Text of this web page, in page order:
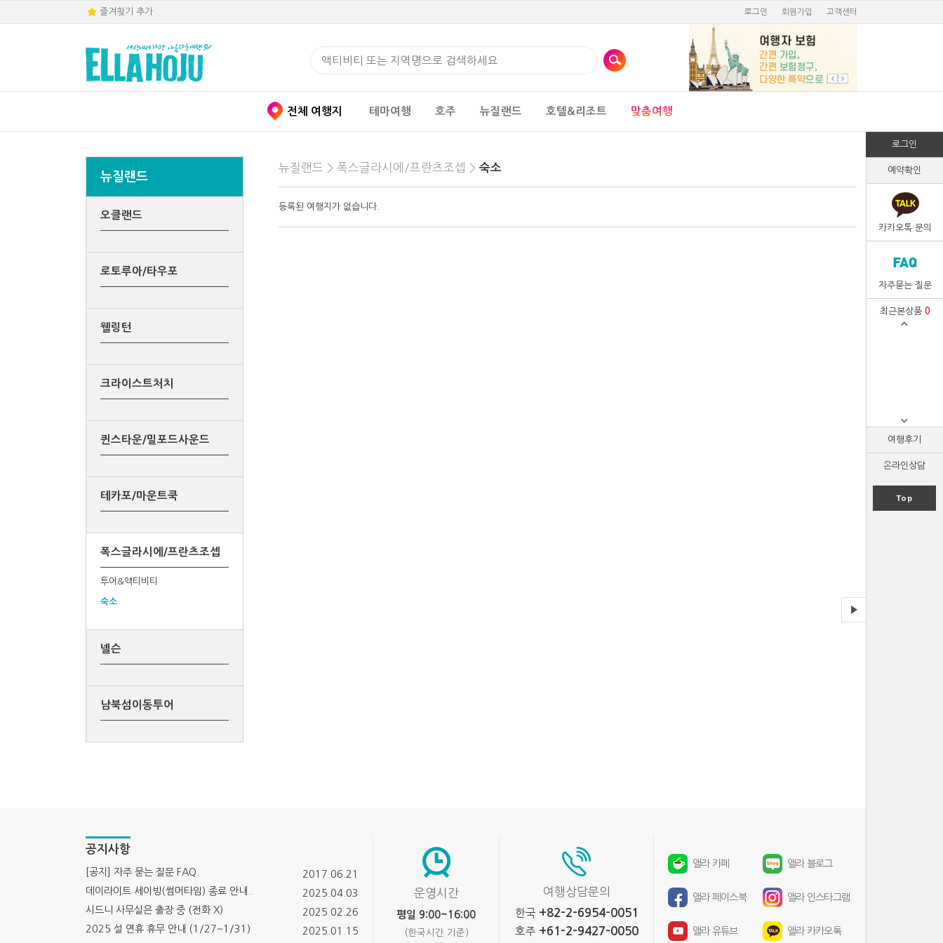
즐겨찾기 추가 로그인 회원가입 고객센터
전체 여행지 테마여행 호주 뉴질랜드 호텔&리조트 맞춤여행
뉴질랜드
오클랜드
로토루아/타우포
웰링턴
크라이스트처치
퀸스타운/밀포드사운드
테카포/마운트쿡
폭스글라시에/프란츠조셉
투어&액티비티
숙소
넬슨
남북섬이동투어
뉴질랜드 > 폭스글라시에/프란츠조셉 > 숙소
등록된 여행지가 없습니다.
로그인
예약확인
카카오톡 문의
자주묻는 질문
최근본상품 0
여행후기
온라인상담
Top
공지사항
[공지] 자주 묻는 질문 FAQ
2017.06.21
데이라이트 세이빙(썸머타임) 종료 안내..
2025.04.03
시드니 사무실은 출장 중 (전화 X)
2025.02.26
2025 설 연휴 휴무 안내 (1/27~1/31)
2025.01.15
운영시간
평일 9:00~16:00
(한국시간 기준)
여행상담문의
한국 +82-2-6954-0051
호주 +61-2-9427-0050
앨라 카페
앨라 페이스북
앨라 유튜브
앨라 블로그
앨라 인스타그램
앨라 카카오톡